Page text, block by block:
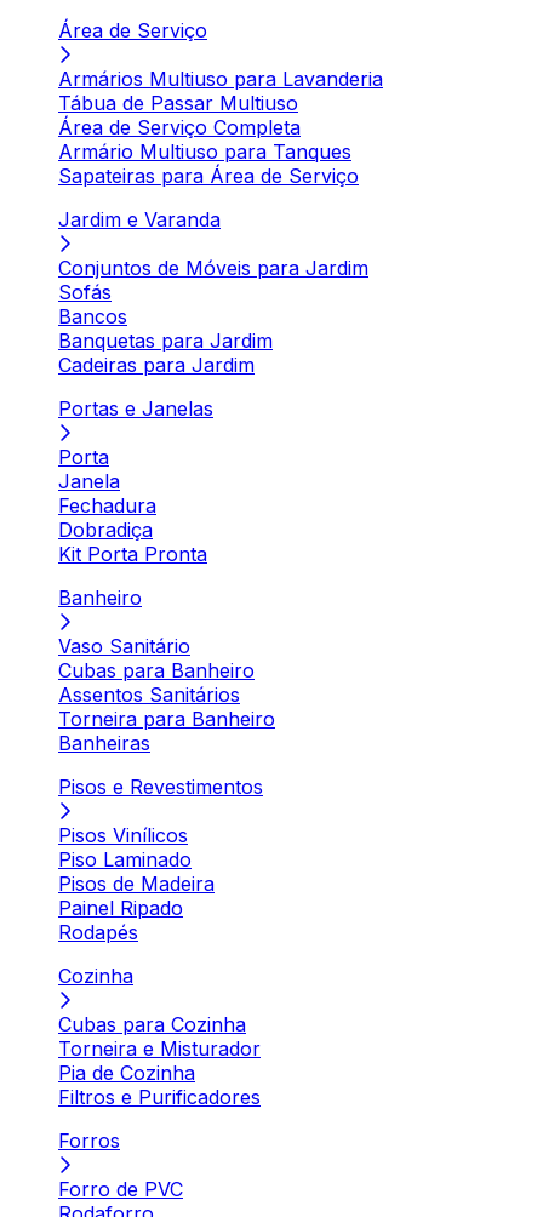
Área de Serviço
Armários Multiuso para Lavanderia
Tábua de Passar Multiuso
Área de Serviço Completa
Armário Multiuso para Tanques
Sapateiras para Área de Serviço
Jardim e Varanda
Conjuntos de Móveis para Jardim
Sofás
Bancos
Banquetas para Jardim
Cadeiras para Jardim
Portas e Janelas
Porta
Janela
Fechadura
Dobradiça
Kit Porta Pronta
Banheiro
Vaso Sanitário
Cubas para Banheiro
Assentos Sanitários
Torneira para Banheiro
Banheiras
Pisos e Revestimentos
Pisos Vinílicos
Piso Laminado
Pisos de Madeira
Painel Ripado
Rodapés
Cozinha
Cubas para Cozinha
Torneira e Misturador
Pia de Cozinha
Filtros e Purificadores
Forros
Forro de PVC